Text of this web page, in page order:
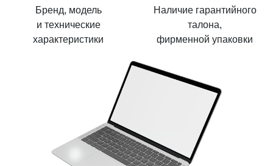
Бренд, модель
и технические
характеристики
Наличие гарантийного
талона,
фирменной упаковки